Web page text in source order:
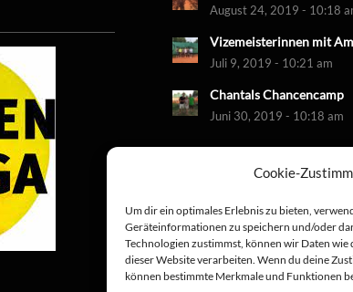
Cookie-
Um dir ein optimales Erlebnis zu bieten,
Geräteinformationen zu speichern und/oder
Technologien zustimmst, können wir Daten
dieser Website verarbeiten. Wenn du deine
können bestimmte Merkmale und Funktionen
August 24, 2019 - 10:18
Vizemeisterinnen mit
Juli 9, 2019 - 10:21 am
Chantals Chancencamp
Juni 30, 2019 - 10:18 am